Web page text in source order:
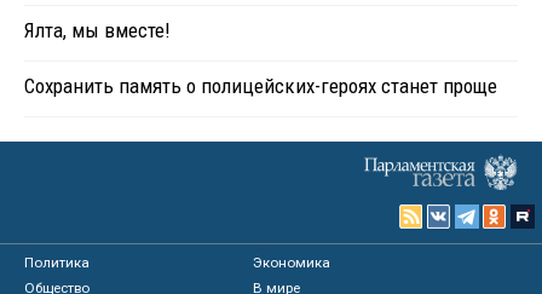
Ялта, мы вместе!
Сохранить память о полицейских-героях станет проще
Политика
Экономика
Общество
В мире